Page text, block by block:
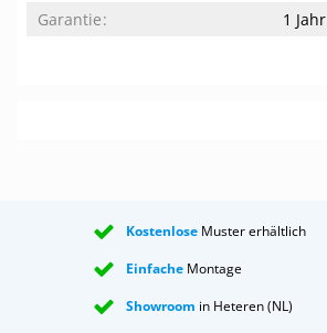
1 Jahr
Kostenlose Muster erhältlich
Einfache Montage
Showroom in Heteren (NL)